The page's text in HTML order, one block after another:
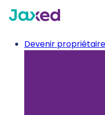
Devenir propriétaire